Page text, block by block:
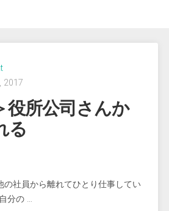
2017
役所公司さんか
る
の社員から離れてひとり仕事してい
分の …